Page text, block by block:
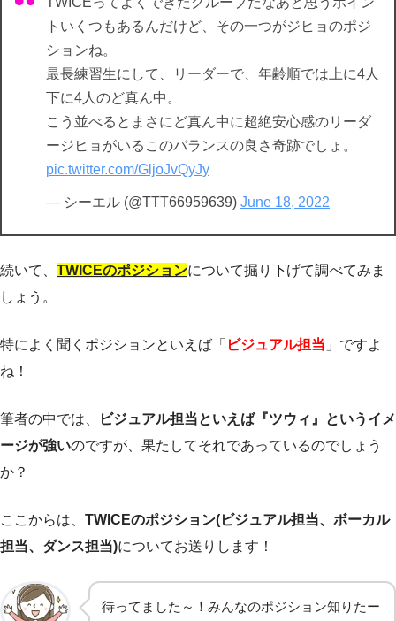
トいくつもあるんだけど、その一つがジヒョのポジ
ションね。
最長練習生にして、リーダーで、年齢順では上に4人
下に4人のど真ん中。
こう並べるとまさにど真ん中に超絶安心感のリーダ
ージヒョがいるこのバランスの良さ奇跡でしょ。
pic.twitter.com/GljoJvQyJy
— シーエル (@TTT66959639) June 18, 2022
続いて、 TWICEのポジションについて掘り下げて調べてみま
しょう。
特によく聞くポジションといえば「 ビジュアル担当 」ですよ
ね！
筆者の中では、
ビジュアル担当といえば『ツウィ』というイメ
ージが強いのですが、果たしてそれであっているのでしょう
か？
ここからは、 TWICEのポジション(ビジュアル担当、ボーカル
担当、ダンス担当)についてお送りします！
待ってました～！みんなのポジション知りたー